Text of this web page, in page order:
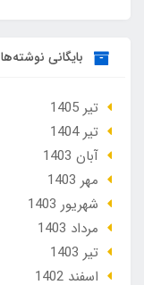
بایگانی نوشته‌ها
تير 1405
تير 1404
آبان 1403
مهر 1403
شهریور 1403
مرداد 1403
تير 1403
اسفند 1402